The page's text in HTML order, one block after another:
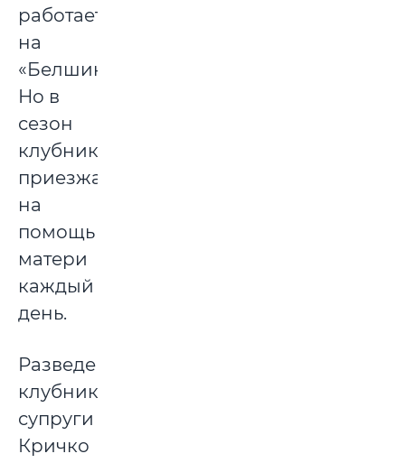
работает
на
«Белшине».
Но в
сезон
клубники
приезжают
на
помощь
матери
каждый
день.
Разведением
клубники
супруги
Кричко